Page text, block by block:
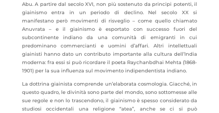
Abu. A partire dal secolo XVI, non più sostenuto da principi potenti, il
giainismo entra in un periodo di declino. Nel secolo XX si
manifestano però movimenti di risveglio – come quello chiamato
Anuvrata – e il giainismo è esportato con successo fuori del
subcontinente indiano da una comunità di emigranti in cui
predominano commercianti e uomini d’affari. Altri intellettuali
giainisti hanno dato un contributo importante alla cultura dell’India
moderna: fra essi si può ricordare il poeta Raychanbdhai Mehta (1868-
1901) per la sua influenza sul movimento indipendentista indiano.
La dottrina giainista comprende un’elaborata cosmologia. Giacché, in
questo quadro, le divinità sono parte del mondo, sono sottomesse alle
sue regole e non lo trascendono, il giainismo è spesso considerato da
studiosi occidentali una religione “atea”, anche se ci si può